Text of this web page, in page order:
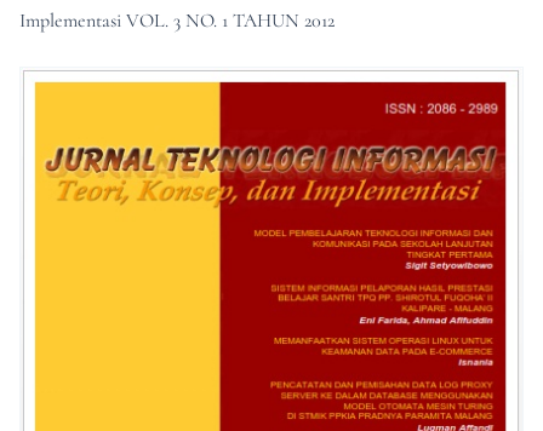
Implementasi VOL. 3 NO. 1 TAHUN 2012